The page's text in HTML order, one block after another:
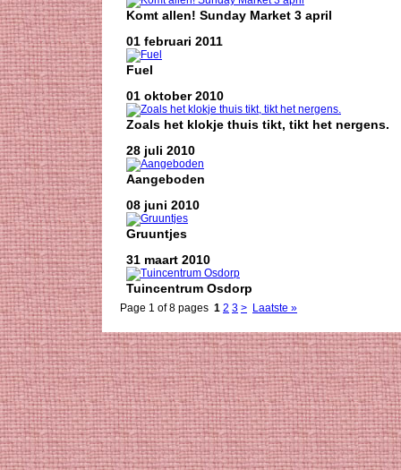
Komt allen! Sunday Market 3 april
01 februari 2011
Fuel
01 oktober 2010
Zoals het klokje thuis tikt, tikt het nergens.
28 juli 2010
Aangeboden
08 juni 2010
Gruuntjes
31 maart 2010
Tuincentrum Osdorp
Page 1 of 8 pages 1 2 3 > Laatste »